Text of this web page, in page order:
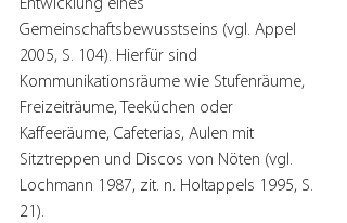
Entwicklung eines
Gemeinschaftsbewusstseins (vgl. Appel
2005, S. 104). Hierfür sind
Kommunikationsräume wie Stufenräume,
Freizeiträume, Teeküchen oder
Kaffeeräume, Cafeterias, Aulen mit
Sitztreppen und Discos von Nöten (vgl.
Lochmann 1987, zit. n. Holtappels 1995, S.
21).